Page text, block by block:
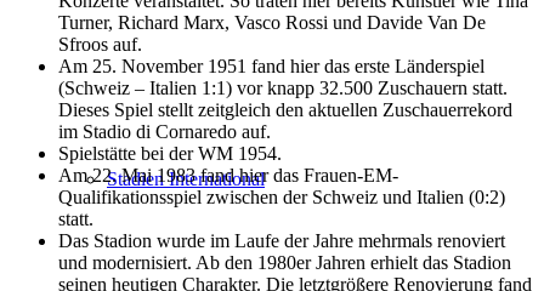
Stadien International
Turner, Richard Marx, Vasco Rossi und Davide Van De
Sfroos auf.
Am 25. November 1951 fand hier das erste Länderspiel
(Schweiz – Italien 1:1) vor knapp 32.500 Zuschauern statt.
Dieses Spiel stellt zeitgleich den aktuellen Zuschauerrekord
im Stadio di Cornaredo auf.
Spielstätte bei der WM 1954.
Am 22. Mai 1983 fand hier das Frauen-EM-
Qualifikationsspiel zwischen der Schweiz und Italien (0:2)
statt.
Das Stadion wurde im Laufe der Jahre mehrmals renoviert
und modernisiert. Ab den 1980er Jahren erhielt das Stadion
seinen heutigen Charakter. Die letztgrößere Renovierung fand